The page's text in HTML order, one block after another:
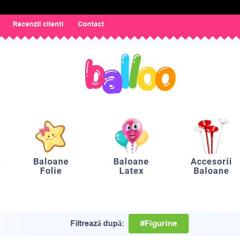
Recenzii clienti Contact
Baloane
Folie
Baloane
Latex
Accesorii
Baloane
Filtrează după: #Figurine